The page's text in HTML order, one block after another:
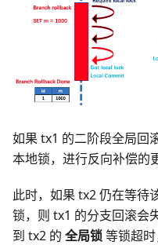
如果 tx1 的二阶段全局回
本地锁，进行反向补偿的
此时，如果 tx2 仍在等待
锁，则 tx1 的分支回滚会
到 tx2 的 全局锁等锁超